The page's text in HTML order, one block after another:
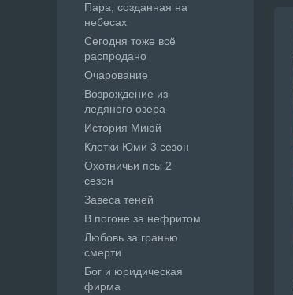
Пара, созданная на
небесах
Сегодня тоже всё
распродано
Очарование
Возрождение из
ледяного озера
История Миюй
Клетки Юми 3 сезон
Охотничьи псы 2
сезон
Завеса теней
В погоне за нефритом
Любовь за гранью
смерти
Бог и юридическая
фирма